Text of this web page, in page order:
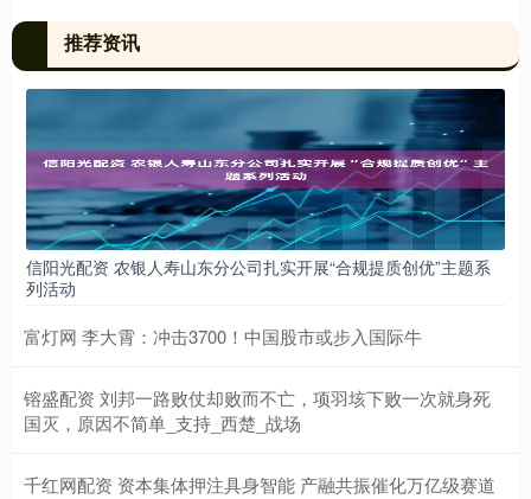
推荐资讯
信阳光配资 农银人寿山东分公司扎实开展“合规提质创优”主题系
列活动
富灯网 李大霄：冲击3700！中国股市或步入国际牛
镕盛配资 刘邦一路败仗却败而不亡，项羽垓下败一次就身死
国灭，原因不简单_支持_西楚_战场
千红网配资 资本集体押注具身智能 产融共振催化万亿级赛道